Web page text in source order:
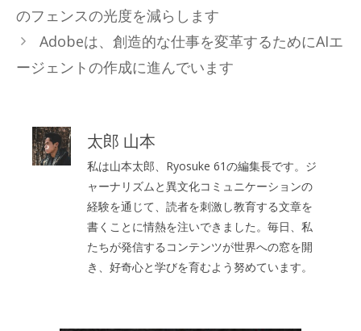
リ
ー
のフェンスの光度を減らします
Adobeは、創造的な仕事を変革するためにAIエ
ージェントの作成に進んでいます
太郎 山本
私は山本太郎、Ryosuke 61の編集長です。ジ
ャーナリズムと異文化コミュニケーションの
経験を通じて、読者を刺激し教育する文章を
書くことに情熱を注いできました。毎日、私
たちが発信するコンテンツが世界への窓を開
き、好奇心と学びを育むよう努めています。